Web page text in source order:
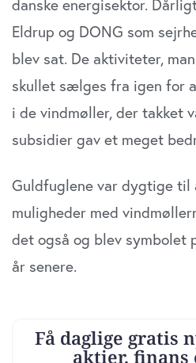
data med andre oplysninger,
de har indsamlet fra din brug af
samtykker til vores cookies,
anvende vores hjemmeside.
danske energisektor.
Eldrup og DONG som
blev sat. De aktiviteter,
skullet sælges fra igen for
i de vindmøller, der takket
subsidier gav et meget
Guldfuglene var dygtige til
muligheder med
det også og blev symbolet
år senere.